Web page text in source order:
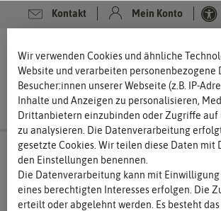
Kontakt Mein Konto
Wir verwenden Cookies und ähnliche
Website und verarbeiten personenbezogene
Besucher:innen unserer Webseite (z.B. IP-
Inhalte und Anzeigen zu personalisieren,
Drittanbietern einzubinden oder Zugriffe auf
zu analysieren. Die Datenverarbeitung
gesetzte Cookies. Wir teilen diese Daten mit
den Einstellungen benennen.
Die Datenverarbeitung kann mit
eines berechtigten Interesses erfolgen. Die
erteilt oder abgelehnt werden. Es besteht